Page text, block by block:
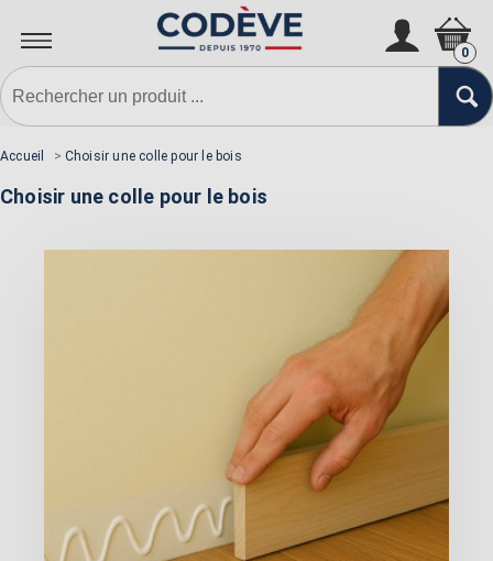
0
Accueil > Choisir une colle pour le bois
Choisir une colle pour le bois